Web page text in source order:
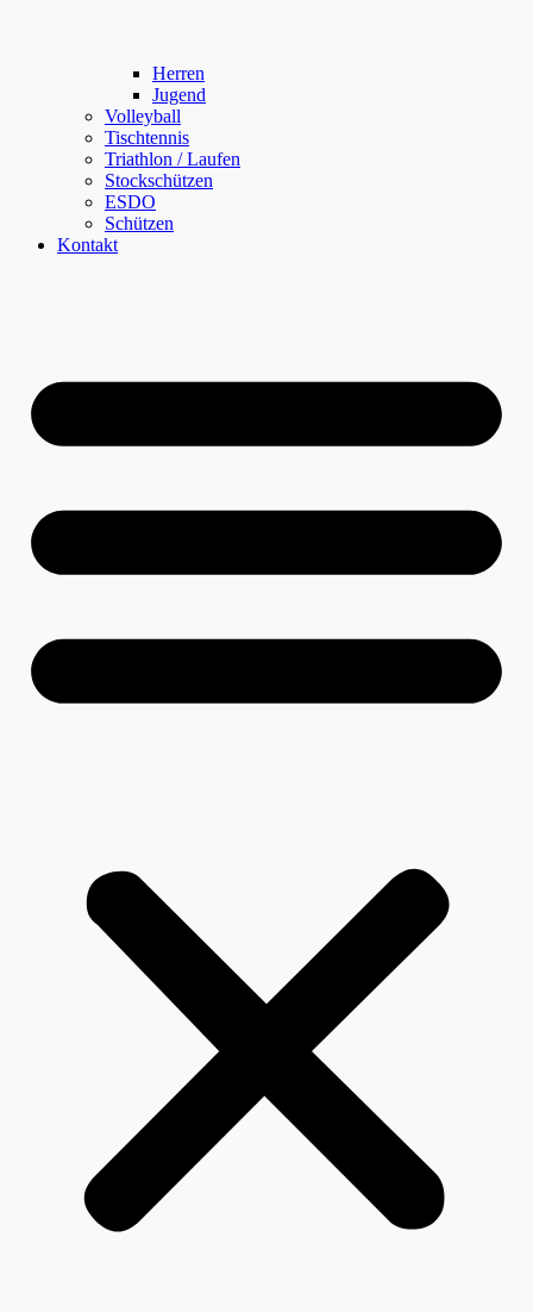
Herren
Jugend
Volleyball
Tischtennis
Triathlon / Laufen
Stockschützen
ESDO
Schützen
Kontakt